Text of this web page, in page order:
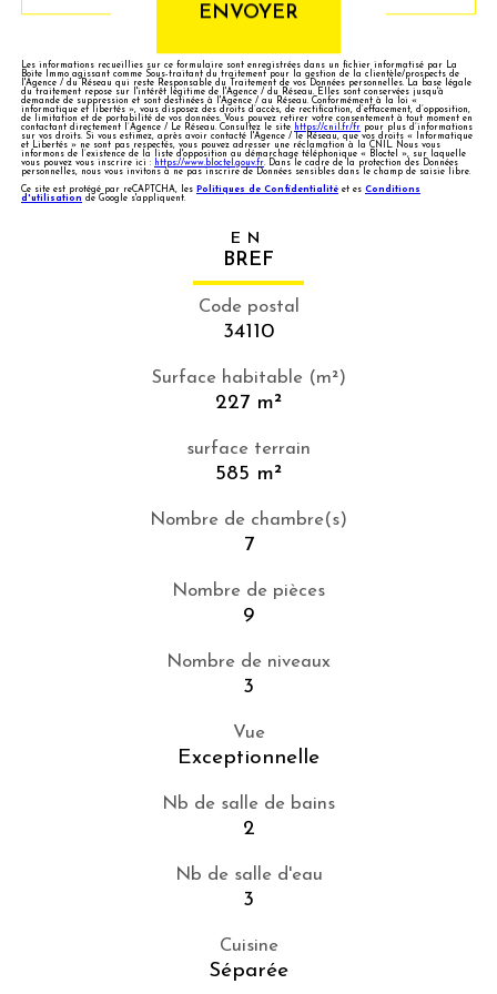
ENVOYER
Les informations recueillies sur ce formulaire sont enregistrées dans un fichier informatisé par La
Boite Immo agissant comme Sous-traitant du traitement pour la gestion de la clientèle/prospects de
l'Agence / du Réseau qui reste Responsable du Traitement de vos Données personnelles. La base légale
du traitement repose sur l'intérêt légitime de l'Agence / du Réseau. Elles sont conservées jusqu'à
demande de suppression et sont destinées à l'Agence / au Réseau. Conformément à la loi «
informatique et libertés », vous disposez des droits d’accès, de rectification, d’effacement, d’opposition,
de limitation et de portabilité de vos données. Vous pouvez retirer votre consentement à tout moment en
contactant directement l’Agence / Le Réseau. Consultez le site
https://cnil.fr/fr pour plus d’informations
sur vos droits. Si vous estimez, après avoir contacté l'Agence / le Réseau, que vos droits « Informatique
et Libertés » ne sont pas respectés, vous pouvez adresser une réclamation à la CNIL. Nous vous
informons de l’existence de la liste d'opposition au démarchage téléphonique « Bloctel », sur laquelle
vous pouvez vous inscrire ici :
https://www.bloctel.gouv.fr . Dans le cadre de la protection des Données
personnelles, nous vous invitons à ne pas inscrire de Données sensibles dans le champ de saisie libre.
Ce site est protégé par reCAPTCHA, les
Politiques de Confidentialité et es Conditions
d'utilisation de Google s'appliquent.
EN
BREF
Code postal
34110
Surface habitable (m²)
227 m²
surface terrain
585 m²
Nombre de chambre(s)
7
Nombre de pièces
9
Nombre de niveaux
3
Vue
Exceptionnelle
Nb de salle de bains
2
Nb de salle d'eau
3
Cuisine
Séparée